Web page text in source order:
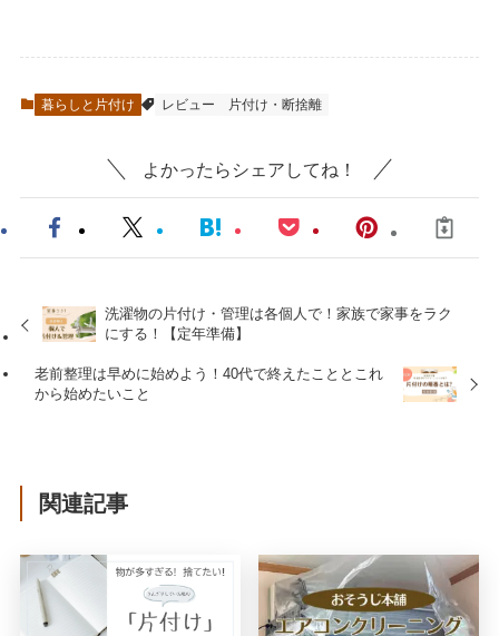
暮らしと片付け レビュー 片付け・断捨離
よかったらシェアしてね！
洗濯物の片付け・管理は各個人で！家族で家事をラク
にする！【定年準備】
老前整理は早めに始めよう！40代で終えたこととこれ
から始めたいこと
関連記事